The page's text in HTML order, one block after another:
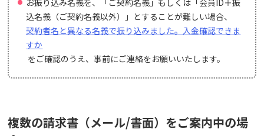
お振り込み名義を、「ご契約名義」もしくは「会員ID＋振
込名義（ご契約名義以外）」とすることが難しい場合、
契約者名と異なる名義で振り込みました。入金確認できま
すか
をご確認のうえ、事前にご連絡をお願いいたします。
複数の請求書（メール/書面）をご案内中の場